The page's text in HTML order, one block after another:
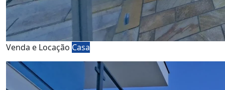
Venda e Locação Casa